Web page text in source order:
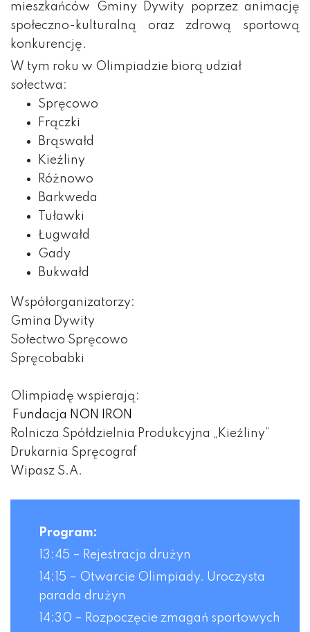
mieszkańców Gminy Dywity poprzez animację
społeczno-kulturalną oraz zdrową sportową
konkurencję.
W tym roku w Olimpiadzie biorą udział
sołectwa:
Spręcowo
Frączki
Brąswałd
Kieźliny
Różnowo
Barkweda
Tuławki
Ługwałd
Gady
Bukwałd
Współorganizatorzy:
Gmina Dywity
Sołectwo Spręcowo
Spręcobabki
Olimpiadę wspierają:
Fundacja NON IRON
Rolnicza Spółdzielnia Produkcyjna „Kieźliny”
Drukarnia Spręcograf
Wipasz S.A.
Program:
13:45 – Rejestracja drużyn
14:15 – Otwarcie Olimpiady. Uroczysta
parada drużyn
14:30 – Rozpoczęcie zmagań sportowych